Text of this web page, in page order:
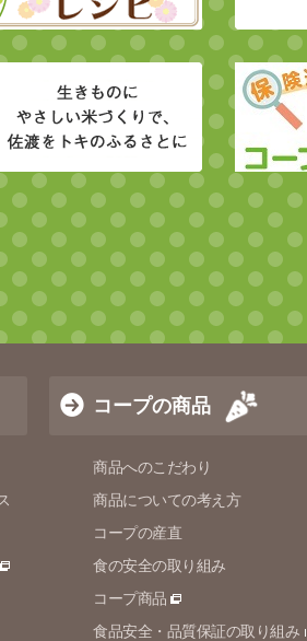
コープの商品
商品へのこだわり
商品についての考え方
コープの産直
食の安全の取り組み
コープ商品
食品安全・品質保証の取り組み